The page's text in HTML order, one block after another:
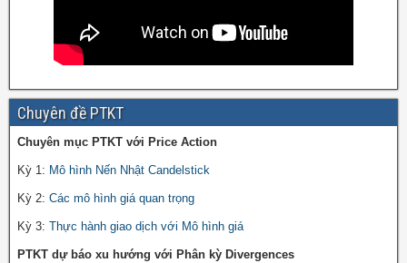
Chuyên đề PTKT
Chuyên mục PTKT với Price Action
Kỳ 1: Mô hình Nến Nhật Candelstick
Kỳ 2: Các mô hình giá quan trọng
Kỳ 3: Thực hành giao dịch với Mô hình giá
PTKT dự báo xu hướng với Phân kỳ Divergences